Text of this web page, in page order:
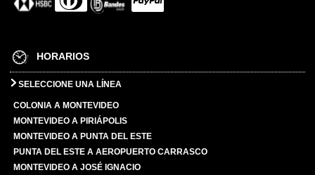
HORARIOS
SELECCIONE UNA LÍNEA
COLONIA A MONTEVIDEO
MONTEVIDEO A PIRIÁPOLIS
MONTEVIDEO A PUNTA DEL ESTE
PUNTA DEL ESTE A AEROPUERTO CARRASCO
MONTEVIDEO A JOSÉ IGNACIO